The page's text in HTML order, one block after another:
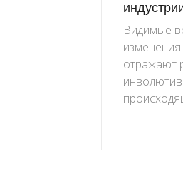
Видимые
отражают